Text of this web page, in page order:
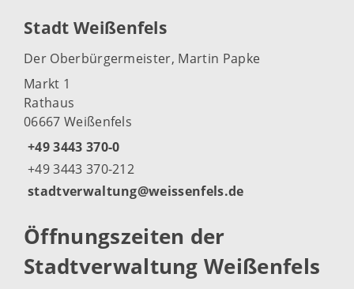
Stadt Weißenfels
Der Oberbürgermeister, Martin Papke
Markt 1
Rathaus
06667 Weißenfels
+49 3443 370-0
+49 3443 370-212
stadtverwaltung@weissenfels.de
Öffnungszeiten der
Stadtverwaltung Weißenfels